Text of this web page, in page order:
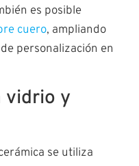
es posible
cuero, ampliando
personalización en
vidrio y
se utiliza